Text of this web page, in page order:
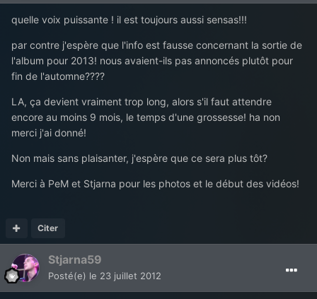
quelle voix puissante ! il est toujours aussi sensas!!!
par contre j'espère que l'info est fausse concernant la sortie de
l'album pour 2013! nous avaient-ils pas annoncés plutôt pour
fin de l'automne????
LA, ça devient vraiment trop long, alors s'il faut attendre
encore au moins 9 mois, le temps d'une grossesse! ha non
merci j'ai donné!
Non mais sans plaisanter, j'espère que ce sera plus tôt?
Merci à PeM et Stjarna pour les photos et le début des vidéos!
Citer
Stjarna59
Posté(e) le 23 juillet 2012